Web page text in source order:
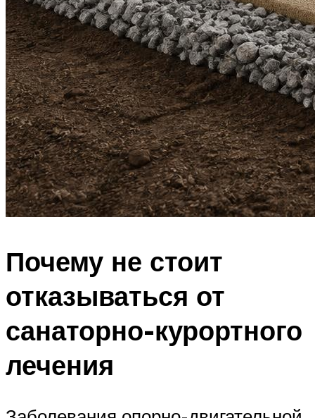
Почему не стоит
отказываться от
санаторно-курортного
лечения